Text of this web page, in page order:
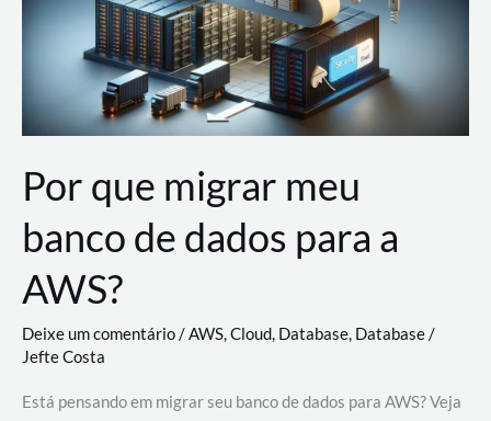
Por que migrar meu
banco de dados para a
AWS?
Deixe um comentário/AWS,Cloud, Database, Database/
Jefte Costa
Está pensando em migrar seu banco de dados para AWS? Veja